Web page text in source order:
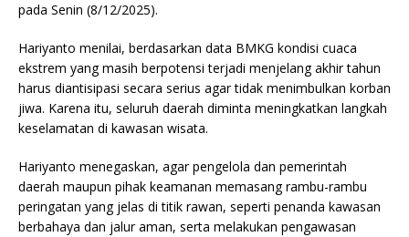
pada Senin (8/12/2025).
Hariyanto menilai, berdasarkan data BMKG kondisi cuaca
ekstrem yang masih berpotensi terjadi menjelang akhir tahun
harus diantisipasi secara serius agar tidak menimbulkan korban
jiwa. Karena itu, seluruh daerah diminta meningkatkan langkah
keselamatan di kawasan wisata.
Hariyanto menegaskan, agar pengelola dan pemerintah
daerah maupun pihak keamanan memasang rambu-rambu
peringatan yang jelas di titik rawan, seperti penanda kawasan
berbahaya dan jalur aman, serta melakukan pengawasan